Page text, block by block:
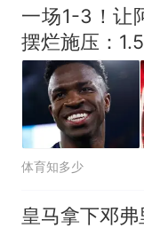
一场1-3！让
摆烂施压：
体育知多少
皇马拿下邓